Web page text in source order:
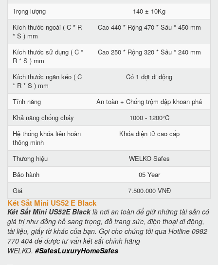
Trọng lượng
140 ± 10Kg
Kích thước ngoài ( C * R
* S ) mm
Cao 440 * Rộng 470 * Sâu * 450 mm
Kích thước sử dụng ( C *
R * S ) mm
Cao 250 * Rộng 320 * Sâu * 240 mm
Kích thước ngăn kéo ( C
* R * S ) mm
Có 1 đợt di động
Tính năng
An toàn + Chống trộm đập khoan phá
Khả năng chống cháy
1000 - 1200°C
Hệ thống khóa liên hoàn
thông minh
Khóa điện tử cao cấp
Thương hiệu
WELKO Safes
Bảo hành
05 Year
Giá
7.500.000 VNĐ
Két Sắt Mini US52 E Black
Két Sắt Mini US52E Blacklà nơi an toàn để giữ những tài sản có
giá trị như đồng hồ sang trọng, đồ trang sức, điện thoại di động,
tài liệu, giấy tờ khác của bạn. Gọi cho chúng tôi qua Hotline 0982
770 404 để được tư vấn két sắt chính hãng
WELKO. #SafesLuxuryHomeSafes